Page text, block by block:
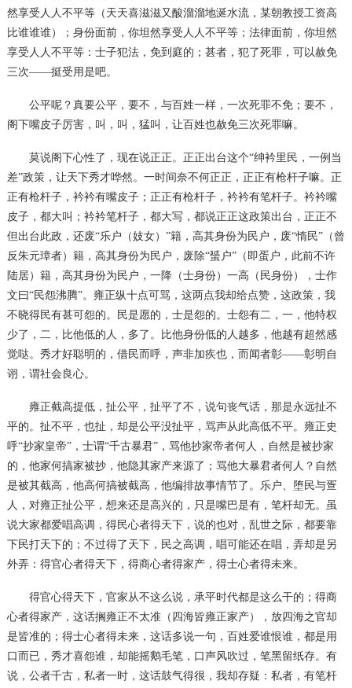
然享受人人不平等（天天喜滋滋又酸溜溜地涎水流，某朝教授工资高
比谁谁谁）；身份面前，你坦然享受人人不平等；法律面前，你坦然
享受人人不平等：士子犯法，免到庭的；甚者，犯了死罪，可以赦免
三次——挺受用是吧。
公平呢？真要公平，要不，与百姓一样，一次死罪不免；要不，
阁下嘴皮子厉害，叫，叫，猛叫，让百姓也赦免三次死罪嘛。
莫说阁下心性了，现在说正正。正正出台这个“绅衿里民，一例当
差”政策，让天下秀才哗然。一时间奈不何正正，正正有枪杆子嘛。正
正有枪杆子，衿衿有嘴皮子；正正有枪杆子，衿衿有笔杆子。衿衿嘴
皮子，都大叫；衿衿笔杆子，都大写，都说正正这政策出台，正正不
但出台此政，还废“乐户（妓女）”籍，高其身份为民户，废“惰民”（曾
反朱元璋者）籍，高其身份为民户，废除“蜑户”（即蛋户，此前不许
陆居）籍，高其身份为民户，一降（士身份）一高（民身份），士作
文曰“民怨沸腾”。雍正纵十点可骂，这两点我却给点赞，这政策，我
不晓得民有甚可怨的。民是愿的，士是怨的。士怨有二，一，他特权
少了，二，比他低的人，多了。比他身份低的人越多，他越有超然感
觉哒。秀才好聪明的，借民而呼，声非加疾也，而闻者彰——彰明自
诩，谓社会良心。
雍正截高提低，扯公平，扯平了不，说句丧气话，那是永远扯不
平的。扯不平，也扯，却是公平没扯平，骂声从此高低不平。雍正史
呼“抄家皇帝”，士谓“千古暴君”，骂他抄家帝者何人，自然是被抄家
的，他家何搞家被抄，他隐其家产来源了；骂他大暴君者何人？自然
是被其截高，他高何搞被截高，他编排故事情节了。乐户、堕民与疍
人，对雍正扯公平，想来还是高兴的，只是嘴巴是有，笔杆却无。虽
说大家都爱唱高调，得民心者得天下，说的也对，乱世之际，都要靠
下民打天下的；不过得了天下，民之高调，唱可能还在唱，弄却是另
外弄：得官心者得天下，得商心者得家产，得士心者得未来。
得官心得天下，官家从不这么说，承平时代都是这么干的；得商
心者得家产，这话搁雍正不太准（四海皆雍正家产），放四海之官却
是皆准的；得士心者得未来，这话多说一句，百姓爱谁恨谁，都是用
口而已，秀才喜怨谁，却能摇鹅毛笔，口声风吹过，笔黑留纸存。有
说，公者千古，私者一时，这话鼓气得很，我却存疑：私者，有笔杆